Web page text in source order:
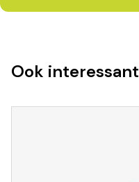
Ook interessant